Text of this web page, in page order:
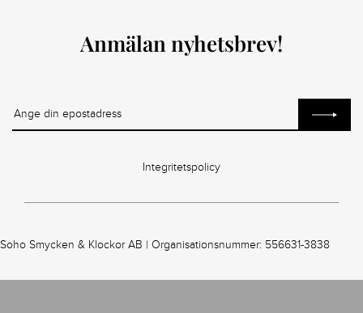
Anmälan nyhetsbrev!
Integritetspolicy
Soho Smycken & Klockor AB | Organisationsnummer: 556631-3838